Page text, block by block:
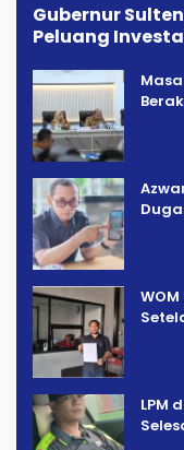
Gubernur
Peluang
LPM